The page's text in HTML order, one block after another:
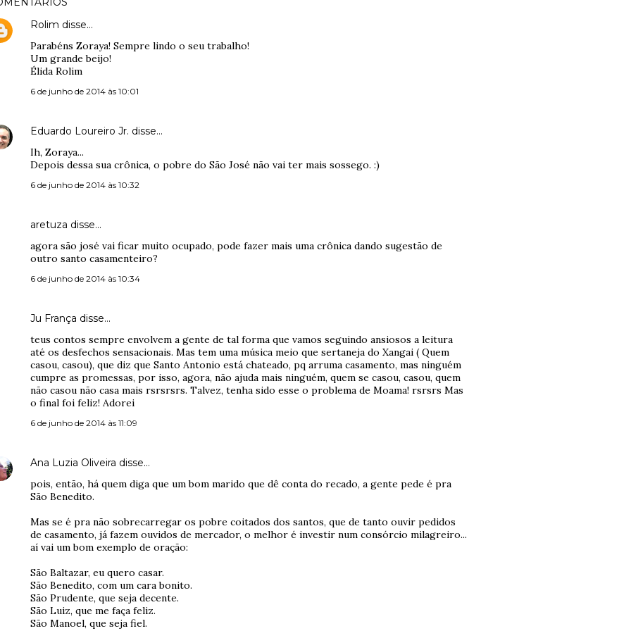
Rolim disse…
Parabéns Zoraya! Sempre lindo o seu trabalho!
Um grande beijo!
Élida Rolim
6 de junho de 2014 às 10:01
Eduardo Loureiro Jr. disse…
Ih, Zoraya...
Depois dessa sua crônica, o pobre do São José não vai ter mais sossego. :)
6 de junho de 2014 às 10:32
aretuza disse…
agora são josé vai ficar muito ocupado, pode fazer mais uma crônica dando sugestão de
outro santo casamenteiro?
6 de junho de 2014 às 10:34
Ju França disse…
teus contos sempre envolvem a gente de tal forma que vamos seguindo ansiosos a leitura
até os desfechos sensacionais. Mas tem uma música meio que sertaneja do Xangai ( Quem
casou, casou), que diz que Santo Antonio está chateado, pq arruma casamento, mas ninguém
cumpre as promessas, por isso, agora, não ajuda mais ninguém, quem se casou, casou, quem
não casou não casa mais rsrsrsrs. Talvez, tenha sido esse o problema de Moama! rsrsrs Mas
o final foi feliz! Adorei
6 de junho de 2014 às 11:09
Ana Luzia Oliveira disse…
pois, então, há quem diga que um bom marido que dê conta do recado, a gente pede é pra
São Benedito.
Mas se é pra não sobrecarregar os pobre coitados dos santos, que de tanto ouvir pedidos
de casamento, já fazem ouvidos de mercador, o melhor é investir num consórcio milagreiro...
aí vai um bom exemplo de oração:
São Baltazar, eu quero casar.
São Benedito, com um cara bonito.
São Prudente, que seja decente.
São Luiz, que me faça feliz.
São Manoel, que seja fiel.